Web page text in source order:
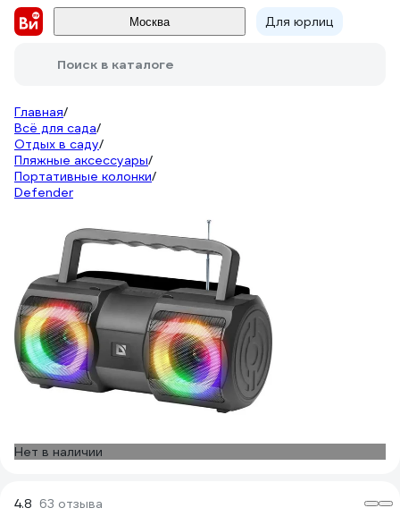
Москва Для юрлиц
Поиск в каталоге
Главная/
Всё для сада/
Отдых в саду/
Пляжные аксессуары/
Портативные колонки/
Defender
Нет в наличии
4.8 63 отзыва